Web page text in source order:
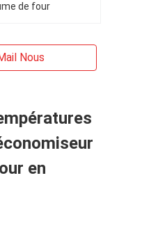
de four
Nous
en